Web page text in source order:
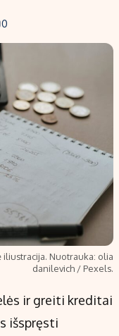
0
iliustracija. Nuotrauka: olia
danilevich / Pexels.
ir greiti kreditai
išspręsti